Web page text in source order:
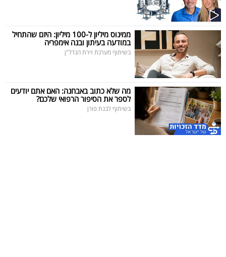
ממינוס מיליון ל-100 מיליון: היזם שהתחיל
במודעה בעיתון ובנה אימפריה
בשיתוף מערכת זירת הנדל"ן
מה שלא כתוב באבחנה: האם אתם יודעים
לספר את הסיפור הרפואי שלכם?
בשיתוף לבנת פורן